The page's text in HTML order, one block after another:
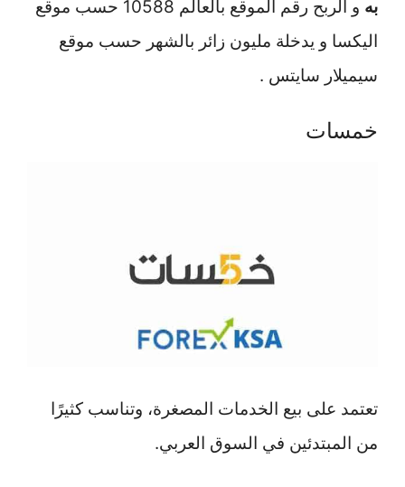
به
و الربح رقم الموقع بالعالم 10588 حسب موقع
اليكسا و يدخلة مليون زائر بالشهر حسب موقع
سيميلار سايتس .
خمسات
تعتمد على بيع الخدمات المصغرة، وتناسب كثيرًا
من المبتدئين في السوق العربي.